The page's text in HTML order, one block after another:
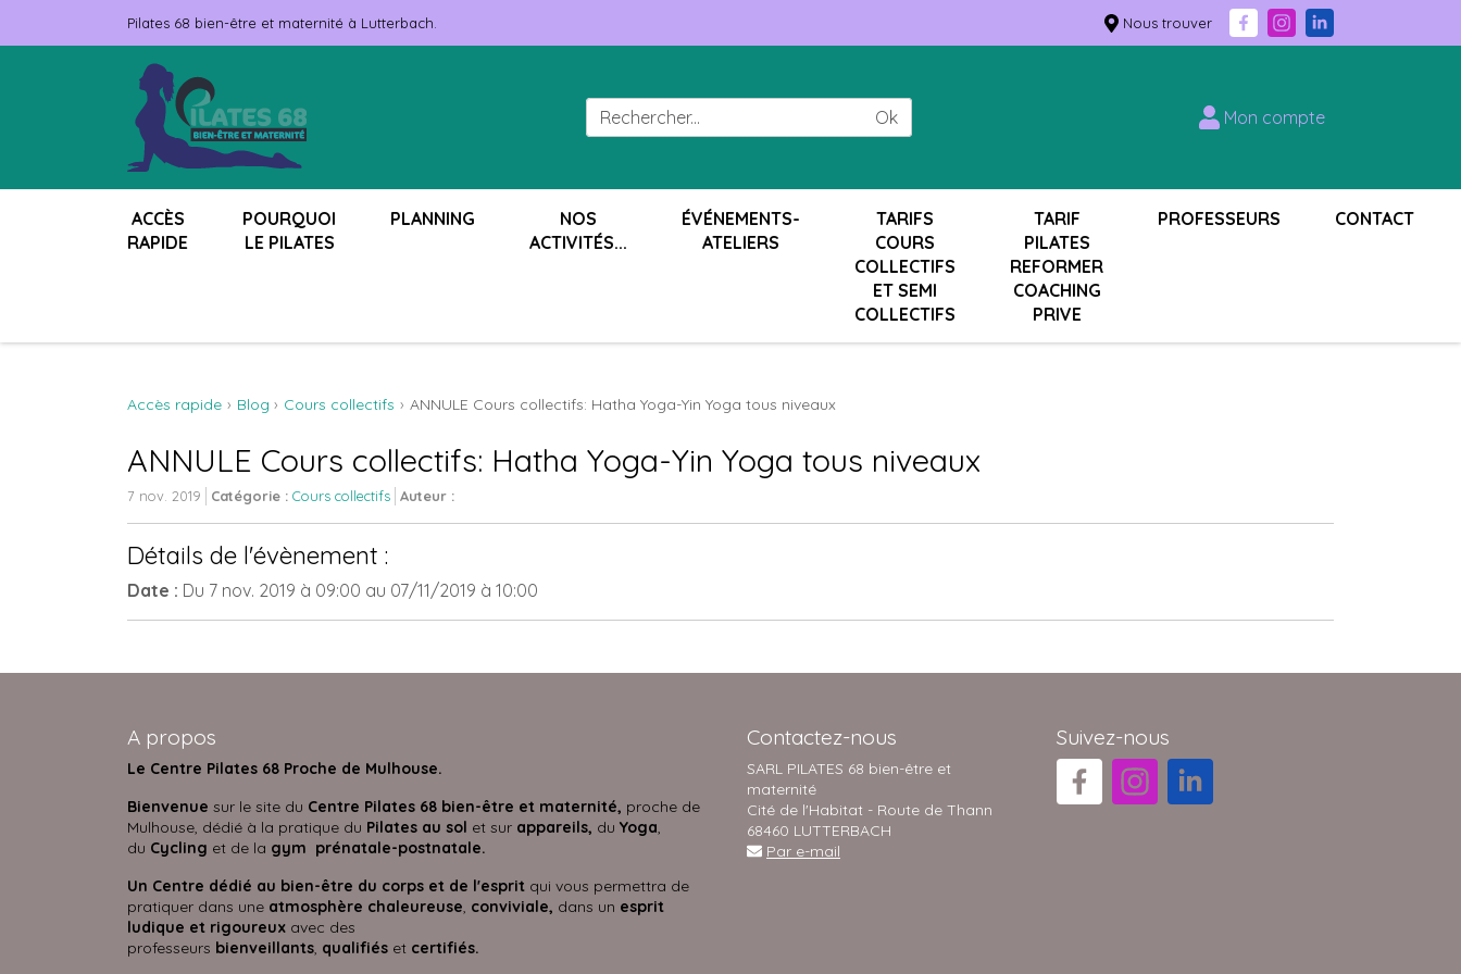
Pilates 68 bien-être et maternité à Lutterbach. Nous trouver
Ok Mon compte
ACCÈS
RAPIDE
POURQUOI
LE PILATES
PLANNING
NOS
ACTIVITÉS...
ÉVÉNEMENTS-
ATELIERS
TARIFS
COURS
COLLECTIFS
ET SEMI
COLLECTIFS
TARIF
PILATES
REFORMER
COACHING
PRIVE
PROFESSEURS CONTACT
Accès rapide Blog Cours collectifs ANNULE Cours collectifs: Hatha Yoga-Yin Yoga tous niveaux
ANNULE Cours collectifs: Hatha Yoga-Yin Yoga tous niveaux
7 nov. 2019 Catégorie : Cours collectifs Auteur :
Détails de l'évènement :
Date : Du 7 nov. 2019 à 09:00 au 07/11/2019 à 10:00
A propos
Le Centre Pilates 68 Proche de Mulhouse.
Bienvenue sur le site du Centre Pilates 68 bien-être et maternité, proche de
Mulhouse, dédié à la pratique du Pilates au sol et sur appareils, du Yoga,
du Cycling et de la gym prénatale-postnatale.
Un Centre dédié au bien-être du corps et de l'esprit qui vous permettra de
pratiquer dans une atmosphère chaleureuse, conviviale, dans un esprit
ludique et rigoureux avec des
professeurs bienveillants, qualifiés et certifiés.
Contactez-nous
SARL PILATES 68 bien-être et
maternité
Cité de l'Habitat - Route de Thann
68460 LUTTERBACH
Par e-mail
Suivez-nous